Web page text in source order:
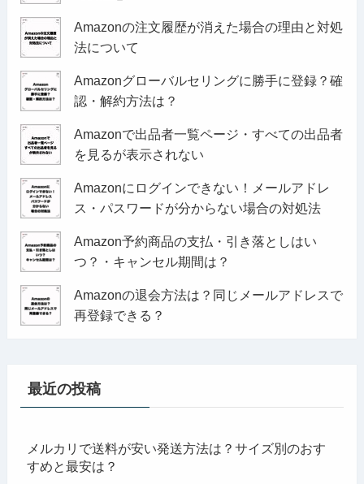
Amazonの注文履歴が消えた場合の理由と対処
法について
Amazonグローバルセリングに勝手に登録？確
認・解約方法は？
Amazonで出品者一覧ページ・すべての出品者
を見るが表示されない
Amazonにログインできない！メールアドレ
ス・パスワードが分からない場合の対処法
Amazon予約商品の支払・引き落としはい
つ？・キャンセル期間は？
Amazonの退会方法は？同じメールアドレスで
再登録できる？
最近の投稿
メルカリで送料が安い発送方法は？サイズ別のおす
すめと最安は？